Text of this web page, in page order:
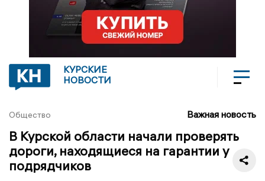
КУРСКИЕ
НОВОСТИ
Общество Важная новость
В Курской области начали проверять
дороги, находящиеся на гарантии у
подрядчиков